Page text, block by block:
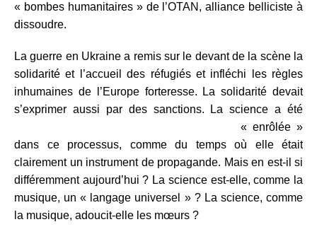
« bombes humanitaires » de l’OTAN, alliance belliciste à
dissoudre.
La guerre en Ukraine a remis sur le devant de la scène la
solidarité et l’accueil des réfugiés et infléchi les règles
inhumaines de l’Europe forteresse. La solidarité devait
s’exprimer aussi par des sanctions. La science a été
« enrôlée »
dans ce processus, comme du temps où elle était
clairement un instrument de propagande. Mais en est-il si
différemment aujourd’hui ? La science est-elle, comme la
musique, un « langage universel » ? La science, comme
la musique, adoucit-elle les mœurs ?